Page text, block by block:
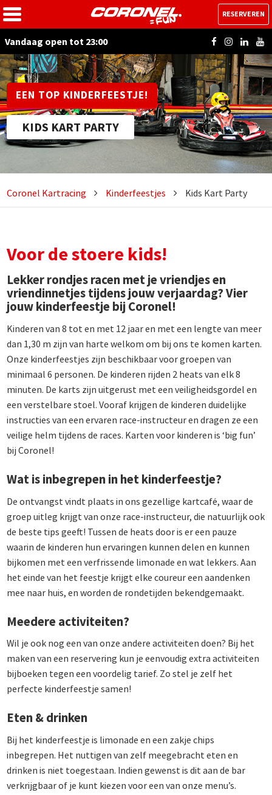
Vandaag open tot 23:00
RESERVEREN
EEN TOP KINDERFEESTJE!
KIDS KART PARTY
Coronel Kartracing Kinderfeestjes Kids Kart Party
Voor de stoere kids!
Lekker rondjes racen met je vriendjes en
vriendinnetjes tijdens jouw verjaardag? Vier
jouw kinderfeestje bij Coronel!
Kinderen van 8 tot en met 12 jaar en met een lengte van meer
dan 1,30 m zijn van harte welkom om bij ons te komen karten.
Onze kinderfeestjes zijn beschikbaar voor groepen van
minimaal 6 personen. De kinderen rijden 2 heats van elk 8
minuten. De karts zijn uitgerust met een veiligheidsgordel en
een verstelbare stoel. Vooraf krijgen de kinderen duidelijke
instructies van een ervaren race-instructeur en dragen ze een
veilige helm tijdens de races. Karten voor kinderen is ‘big fun’
bij Coronel!
Wat is inbegrepen in het kinderfeestje?
De ontvangst vindt plaats in ons gezellige kartcafé, waar de
groep uitleg krijgt van onze race-instructeur, die natuurlijk ook
de beste tips geeft! Tussen de heats door is er een pauze
waarin de kinderen hun ervaringen kunnen delen en kunnen
bijkomen met een verfrissende limonade en wat lekkers. Aan
het einde van het feestje krijgt elke coureur een aandenken
mee naar huis, en worden de rondetijden bekendgemaakt.
Meedere activiteiten?
Wil je ook nog een van onze andere activiteiten doen? Bij het
maken van een reservering kun je eenvoudig extra activiteiten
bijboeken tegen een voordelig tarief. Zo stel je zelf het
perfecte kinderfeestje samen!
Eten & drinken
Bij het kinderfeestje is limonade en een zakje chips
inbegrepen. Het nuttigen van zelf meegebracht eten en
drinken is niet toegestaan. Indien gewenst is dit aan de bar
verkrijgbaar of je kunt kiezen voor een van onze menu’s.